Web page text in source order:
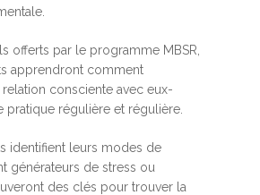
offerts par le programme MBSR,
apprendront comment
consciente avec eux-
pratique régulière et régulière.
identifient leurs modes de
générateurs de stress ou
des clés pour trouver la